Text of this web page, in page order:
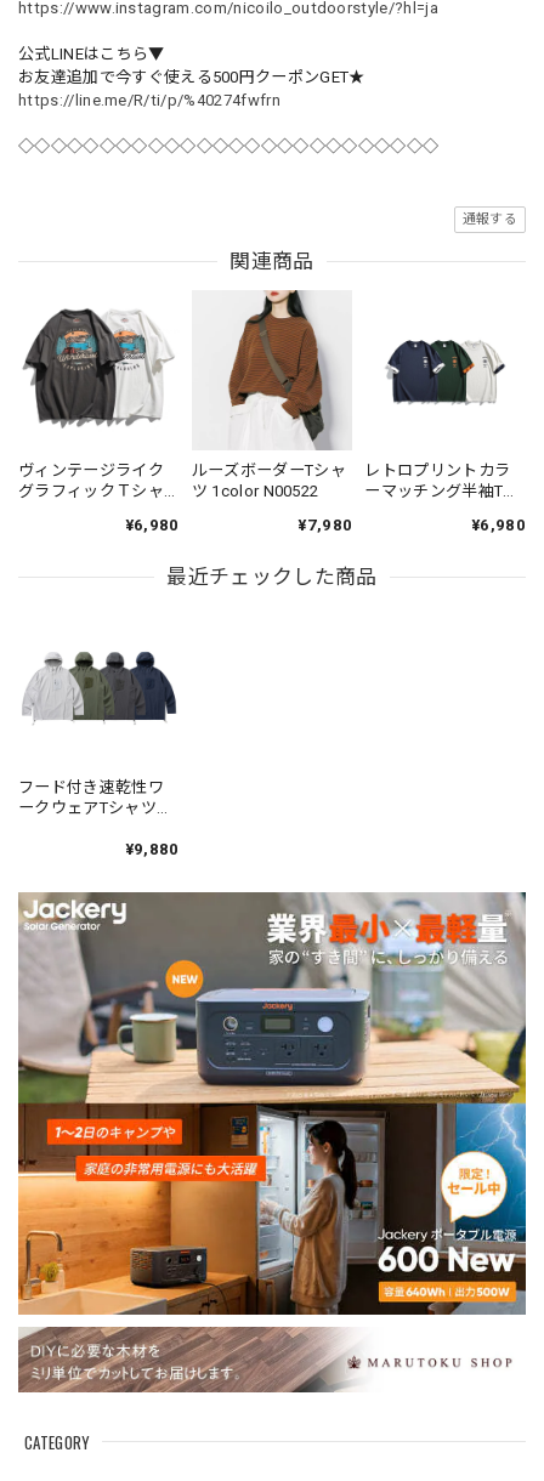
CATEGORY
https://www.instagram.com/nicoilo_outdoorstyle/?hl=ja
公式LINEはこちら▼
お友達追加で今すぐ使える500円クーポンGET★
https://line.me/R/ti/p/%40274fwfrn
◇◇◇◇◇◇◇◇◇◇◇◇◇◇◇◇◇◇◇◇◇◇◇◇◇◇
通報する
関連商品
ヴィンテージライク
グラフィックＴシャ
¥6,980
ルーズボーダーTシャ
ツ 1color N00522
¥7,980
レトロプリントカラ
ーマッチング半袖Tシ
¥6,980
最近チェックした商品
フード付き速乾性ワ
ークウェアTシャツ
¥9,880